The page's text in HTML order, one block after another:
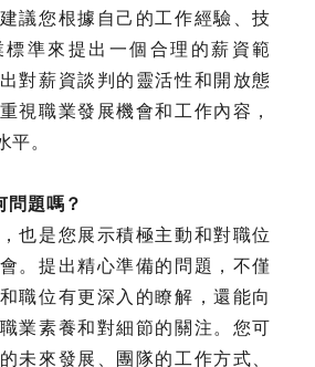
議您根據自己的工作經驗、技
準來提出一個合理的薪資範
對薪資談判的靈活性和開放態
視職業發展機會和工作內容，
。
題嗎？
也是您展示積極主動和對職位
。提出精心準備的問題，不僅
職位有更深入的瞭解，還能向
業素養和對細節的關注。您可
未來發展、團隊的工作方式、